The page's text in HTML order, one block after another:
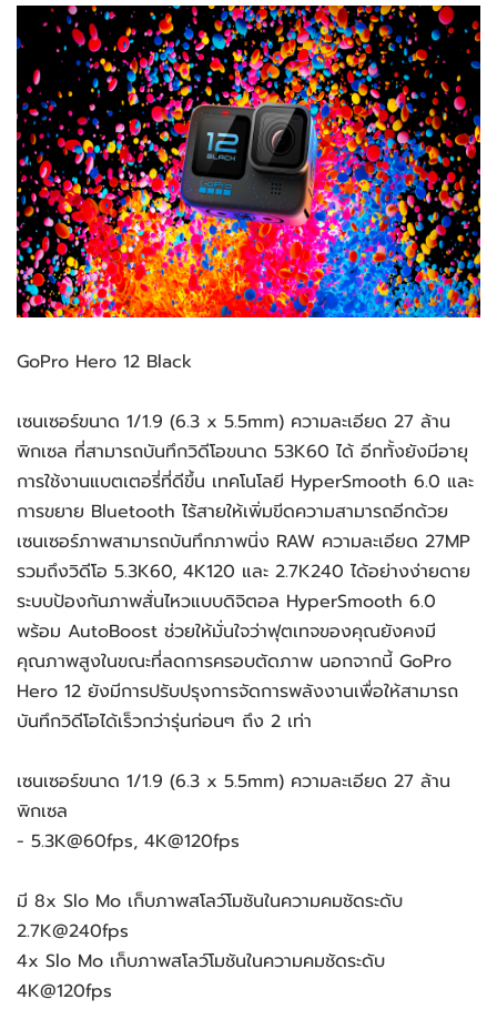
GoPro Hero 12 Black
เซนเซอร์ขนาด 1/1.9 (6.3 x 5.5mm) ความละเอียด 27 ล้าน
พิกเซล ที่สามารถบันทึกวิดีโอขนาด 53K60 ได้ อีกทั้งยังมีอายุ
การใช้งานแบตเตอรี่ที่ดีขึ้น เทคโนโลยี HyperSmooth 6.0 และ
การขยาย Bluetooth ไร้สายให้เพิ่มขีดความสามารถอีกด้วย
เซนเซอร์ภาพสามารถบันทึกภาพนิ่ง RAW ความละเอียด 27MP
รวมถึงวิดีโอ 5.3K60, 4K120 และ 2.7K240 ได้อย่างง่ายดาย
ระบบป้องกันภาพสั่นไหวแบบดิจิตอล HyperSmooth 6.0
พร้อม AutoBoost ช่วยให้มั่นใจว่าฟุตเทจของคุณยังคงมี
คุณภาพสูงในขณะที่ลดการครอบตัดภาพ นอกจากนี้ GoPro
Hero 12 ยังมีการปรับปรุงการจัดการพลังงานเพื่อให้สามารถ
บันทึกวิดีโอได้เร็วกว่ารุ่นก่อนๆ ถึง 2 เท่า
เซนเซอร์ขนาด 1/1.9 (6.3 x 5.5mm) ความละเอียด 27 ล้าน
พิกเซล
- 5.3K@60fps, 4K@120fps
มี 8x Slo Mo เก็บภาพสโลว์โมชันในความคมชัดระดับ
2.7K@240fps
4x Slo Mo เก็บภาพสโลว์โมชันในความคมชัดระดับ
4K@120fps